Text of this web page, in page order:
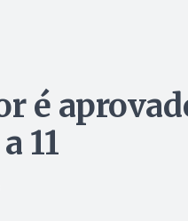
é
11